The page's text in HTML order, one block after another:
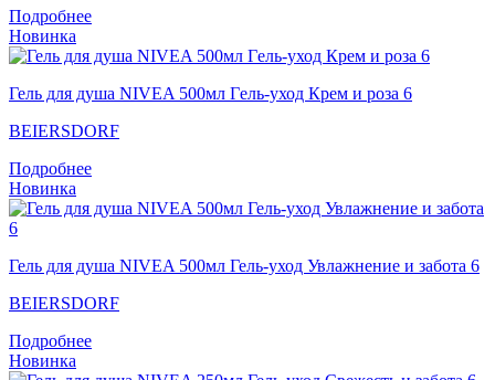
Подробнее
Новинка
Гель для душа NIVEA 500мл Гeль-уход Крем и роза 6
BEIERSDORF
Подробнее
Новинка
Гель для душа NIVEA 500мл Гель-уход Увлажнение и забота 6
BEIERSDORF
Подробнее
Новинка